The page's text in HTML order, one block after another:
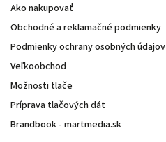
Ako nakupovať
Obchodné a reklamačné podmienky
Podmienky ochrany osobných údajov
Veľkoobchod
Možnosti tlače
Príprava tlačových dát
Brandbook - martmedia.sk